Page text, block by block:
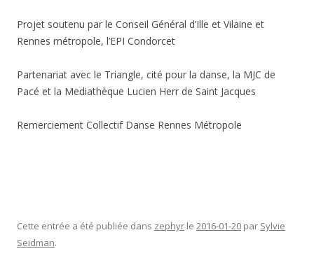
Projet soutenu par le Conseil Général d’Ille et Vilaine et
Rennes métropole, l’EPI Condorcet
Partenariat avec le Triangle, cité pour la danse, la MJC de
Pacé et la Mediathèque Lucien Herr de Saint Jacques
Remerciement Collectif Danse Rennes Métropole
Cette entrée a été publiée dans zephyr le 2016-01-20 par Sylvie
Seidman.